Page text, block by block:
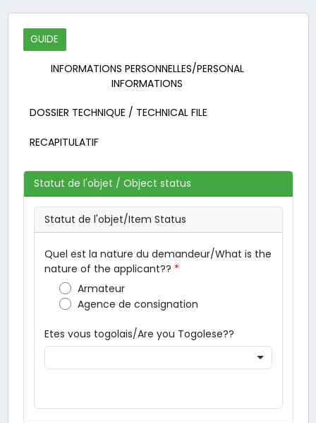
GUIDE
INFORMATIONS PERSONNELLES/PERSONAL
INFORMATIONS
DOSSIER TECHNIQUE / TECHNICAL FILE
RECAPITULATIF
Statut de l'objet / Object status
Statut de l'objet/Item Status
Quel est la nature du demandeur/What is the
nature of the applicant??
Armateur
Agence de consignation
Etes vous togolais/Are you Togolese??